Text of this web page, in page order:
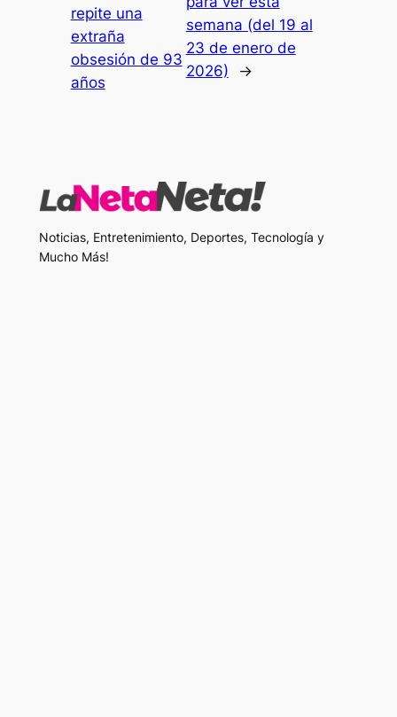
repite una
extraña
obsesión de 93
años
semana (del 19 al
23 de enero de
2026)
→
Noticias, Entretenimiento, Deportes, Tecnología y
Mucho Más!